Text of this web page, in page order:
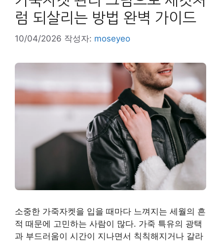
럼 되살리는 방법 완벽 가이드
10/04/2026 작성자: moseyeo
소중한 가죽자켓을 입을 때마다 느껴지는 세월의 흔
적 때문에 고민하는 사람이 많다. 가죽 특유의 광택
과 부드러움이 시간이 지나면서 칙칙해지거나 갈라